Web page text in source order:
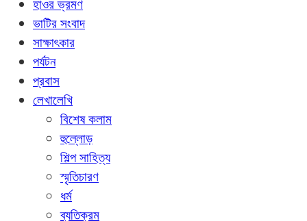
হাওর ভ্রমণ
ভাটির সংবাদ
সাক্ষাৎকার
পর্যটন
প্রবাস
লেখালেখি
বিশেষ কলাম
হুল্লোড়
শিল্প সাহিত্য
স্মৃতিচারণ
ধর্ম
ব্যতিক্রম